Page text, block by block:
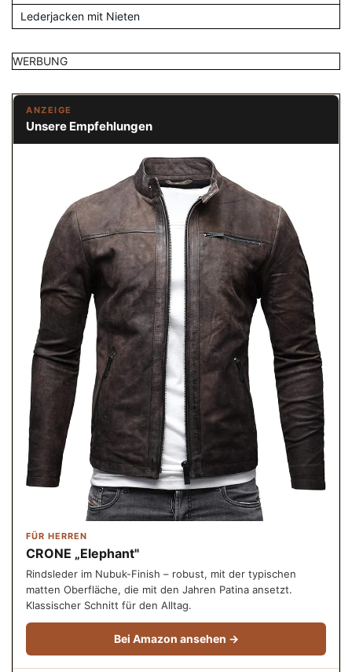
Lederjacken mit Nieten
WERBUNG
ANZEIGE
Unsere Empfehlungen
FÜR HERREN
CRONE „Elephant"
Rindsleder im Nubuk-Finish – robust, mit der typischen
matten Oberfläche, die mit den Jahren Patina ansetzt.
Klassischer Schnitt für den Alltag.
Bei Amazon ansehen →